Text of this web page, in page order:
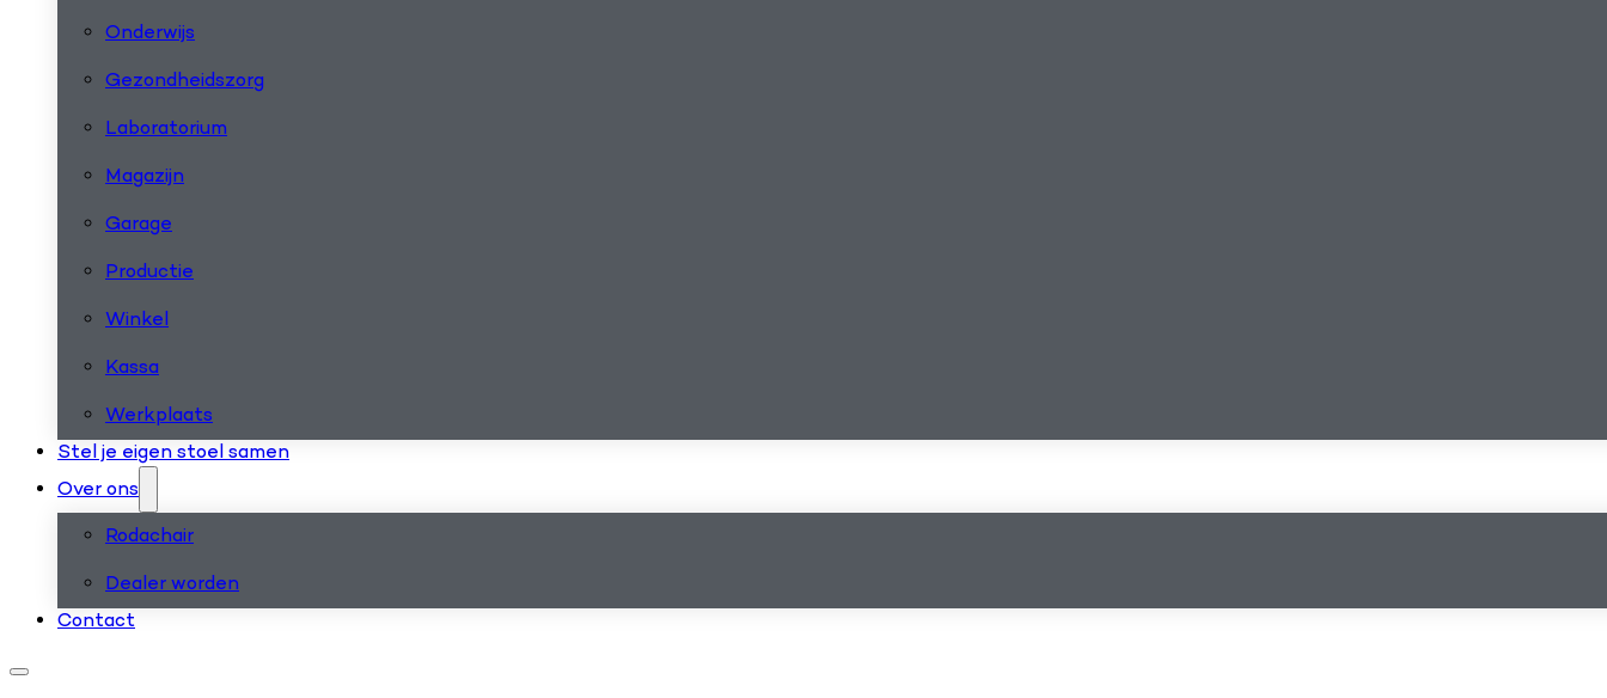
Onderwijs
Gezondheidszorg
Laboratorium
Magazijn
Garage
Productie
Winkel
Kassa
Werkplaats
Stel je eigen stoel samen
Over ons
Rodachair
Dealer worden
Contact